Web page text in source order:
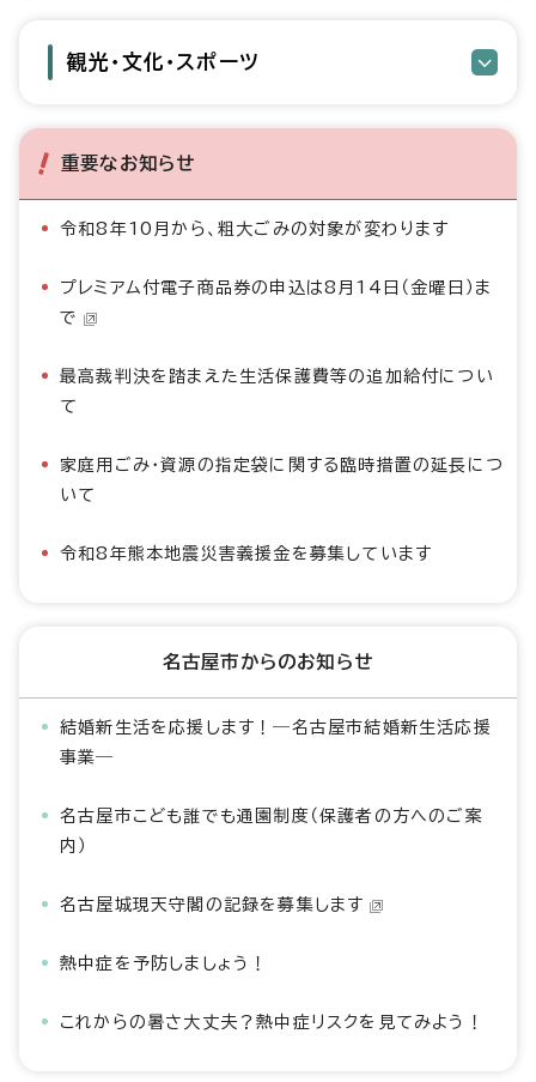
観光・文化・スポーツ
重要なお知らせ
令和8年10月から、粗大ごみの対象が変わります
プレミアム付電子商品券の申込は8月14日（金曜日）ま
で
最高裁判決を踏まえた生活保護費等の追加給付につい
て
家庭用ごみ・資源の指定袋に関する臨時措置の延長につ
いて
令和8年熊本地震災害義援金を募集しています
名古屋市からのお知らせ
結婚新生活を応援します！―名古屋市結婚新生活応援
事業―
名古屋市こども誰でも通園制度（保護者の方へのご案
内）
名古屋城現天守閣の記録を募集します
熱中症を予防しましょう！
これからの暑さ大丈夫？熱中症リスクを見てみよう！